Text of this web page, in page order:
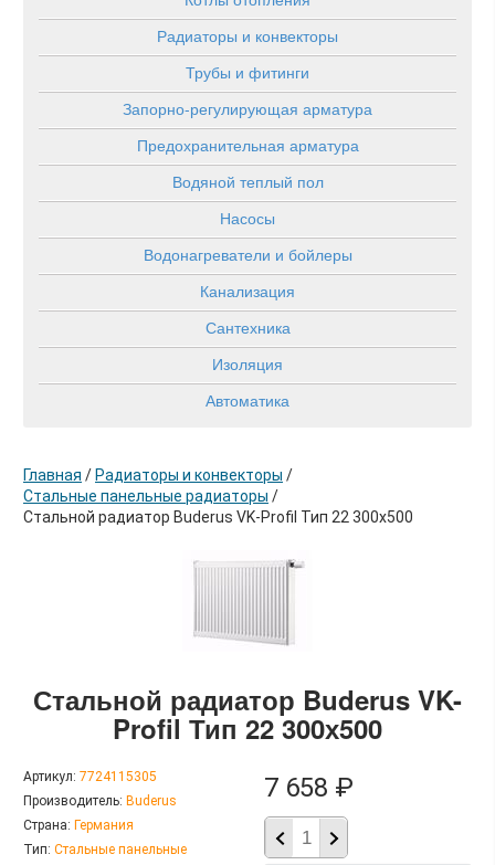
Радиаторы и конвекторы
Трубы и фитинги
Запорно-регулирующая арматура
Предохранительная арматура
Водяной теплый пол
Насосы
Водонагреватели и бойлеры
Канализация
Сантехника
Изоляция
Автоматика
Главная / Радиаторы и конвекторы /
Стальные панельные радиаторы /
Стальной радиатор Buderus VK-Profil Тип 22 300х500
Стальной радиатор Buderus VK-
Profil Тип 22 300х500
Артикул: 7724115305
Производитель: Buderus
Страна: Германия
Тип: Стальные панельные
7 658 ₽